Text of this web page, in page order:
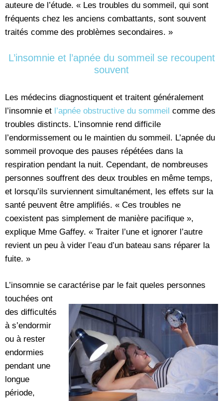
auteure de l’étude. « Les troubles du sommeil, qui sont
fréquents chez les anciens combattants, sont souvent
traités comme des problèmes secondaires. »
L’insomnie et l’apnée du sommeil se recoupent
souvent
Les médecins diagnostiquent et traitent généralement
l’insomnie et l’apnée obstructive du sommeil comme des
troubles distincts. L’insomnie rend difficile
l’endormissement ou le maintien du sommeil. L’apnée du
sommeil provoque des pauses répétées dans la
respiration pendant la nuit. Cependant, de nombreuses
personnes souffrent des deux troubles en même temps,
et lorsqu’ils surviennent simultanément, les effets sur la
santé peuvent être amplifiés. « Ces troubles ne
coexistent pas simplement de manière pacifique »,
explique Mme Gaffey. « Traiter l’une et ignorer l’autre
revient un peu à vider l’eau d’un bateau sans réparer la
fuite. »
L’insomnie se caractérise par le fait queles personnes
touchées ont
des difficultés
à s’endormir
ou à rester
endormies
pendant une
longue
période,